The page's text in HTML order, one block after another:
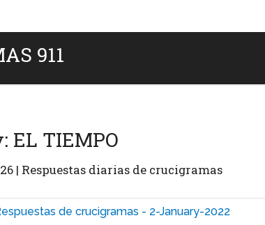
911
EL TIEMPO
| Respuestas diarias de crucigramas
de crucigramas - 2-January-2022